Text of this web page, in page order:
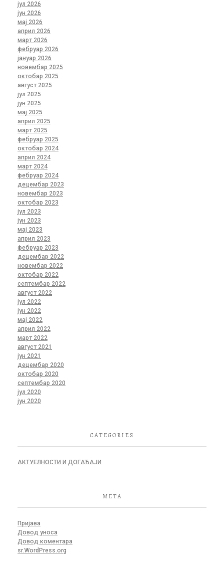
јул 2026
јун 2026
мај 2026
април 2026
март 2026
фебруар 2026
јануар 2026
новембар 2025
октобар 2025
август 2025
јул 2025
јун 2025
мај 2025
април 2025
март 2025
фебруар 2025
октобар 2024
април 2024
март 2024
фебруар 2024
децембар 2023
новембар 2023
октобар 2023
јул 2023
јун 2023
мај 2023
април 2023
фебруар 2023
децембар 2022
новембар 2022
октобар 2022
септембар 2022
август 2022
јул 2022
јун 2022
мај 2022
април 2022
март 2022
август 2021
јун 2021
децембар 2020
октобар 2020
септембар 2020
јул 2020
јун 2020
CATEGORIES
АКТУЕЛНОСТИ И ДОГАЂАЈИ
META
Пријава
Довод уноса
Довод коментара
sr.WordPress.org